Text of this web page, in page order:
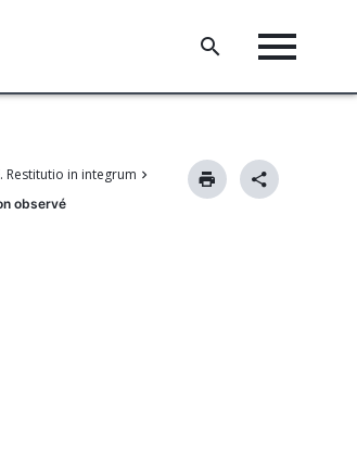
Restitutio in integrum
observé